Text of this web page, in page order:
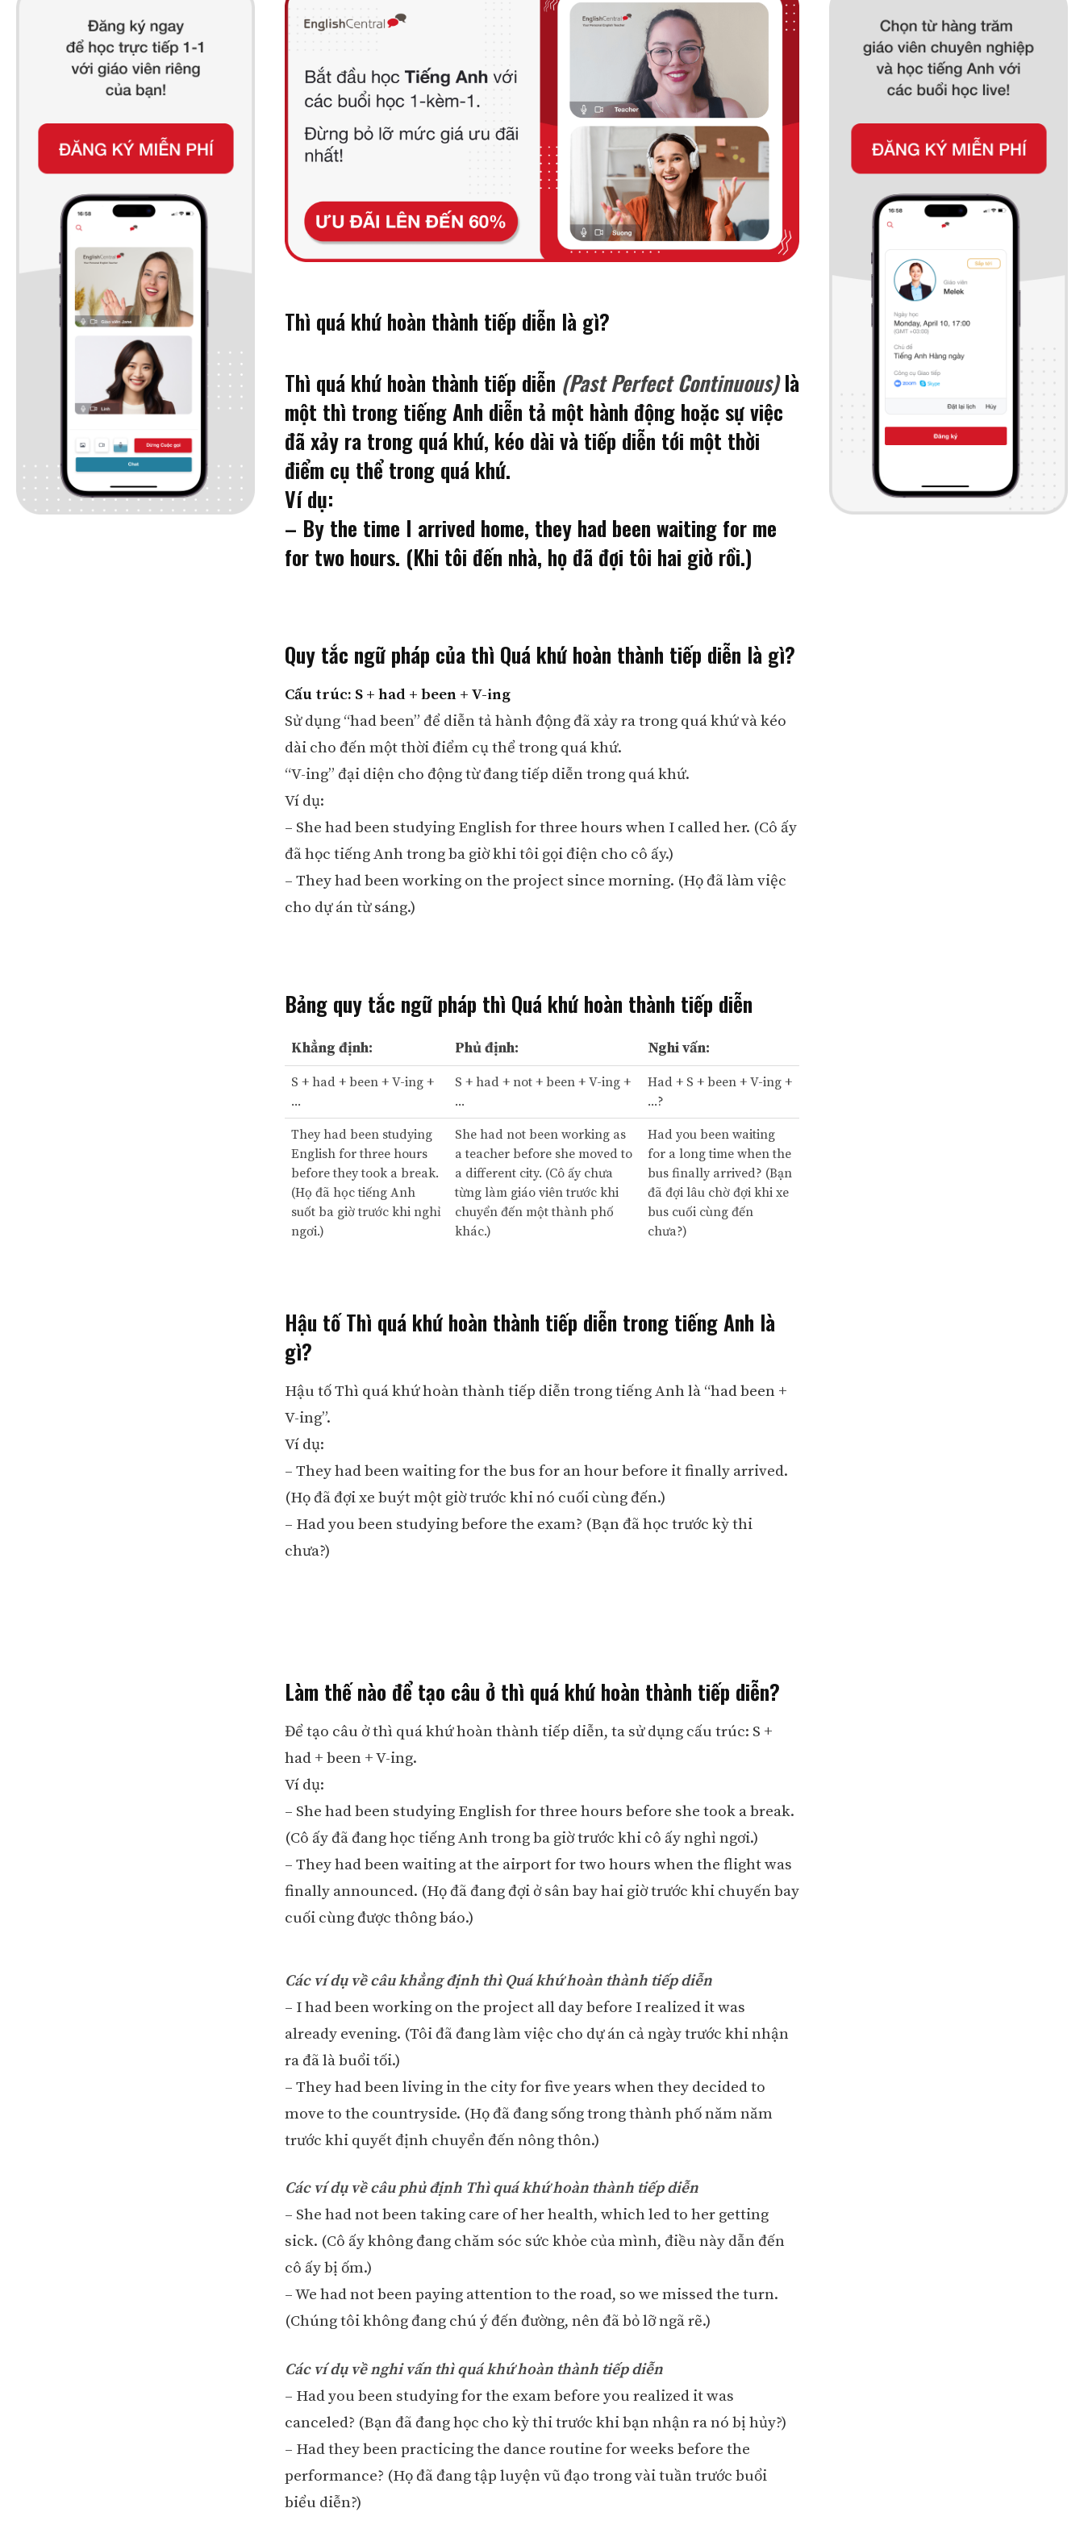
Thì quá khứ hoàn thành tiếp diễn là gì?
Thì quá khứ hoàn thành tiếp diễn (Past Perfect Continuous)là
một thì trong tiếng Anh diễn tả một hành động hoặc sự việc
đã xảy ra trong quá khứ, kéo dài và tiếp diễn tới một thời
điểm cụ thể trong quá khứ.
Ví dụ:
– By the time I arrived home, they had been waiting for me
for two hours. (Khi tôi đến nhà, họ đã đợi tôi hai giờ rồi.)
Quy tắc ngữ pháp của thì Quá khứ hoàn thành tiếp diễn là gì?
Cấu trúc: S + had + been + V-ing
Sử dụng “had been” để diễn tả hành động đã xảy ra trong quá khứ và kéo
dài cho đến một thời điểm cụ thể trong quá khứ.
“V-ing” đại diện cho động từ đang tiếp diễn trong quá khứ.
Ví dụ:
– She had been studying English for three hours when I called her. (Cô ấy
đã học tiếng Anh trong ba giờ khi tôi gọi điện cho cô ấy.)
– They had been working on the project since morning. (Họ đã làm việc
cho dự án từ sáng.)
Bảng quy tắc ngữ pháp thì Quá khứ hoàn thành tiếp diễn
Khẳng định: Phủ định: Nghi vấn:
S + had + been + V-ing +
...
S + had + not + been + V-ing +
...
Had + S + been + V-ing +
...?
They had been studying
English for three hours
before they took a break.
(Họ đã học tiếng Anh
suốt ba giờ trước khi nghỉ
ngơi.)
She had not been working as
a teacher before she moved to
a different city. (Cô ấy chưa
từng làm giáo viên trước khi
chuyển đến một thành phố
khác.)
Had you been waiting
for a long time when the
bus finally arrived? (Bạn
đã đợi lâu chờ đợi khi xe
bus cuối cùng đến
chưa?)
Hậu tố Thì quá khứ hoàn thành tiếp diễn trong tiếng Anh là
gì?
Hậu tố Thì quá khứ hoàn thành tiếp diễn trong tiếng Anh là “had been +
V-ing”.
Ví dụ:
– They had been waiting for the bus for an hour before it finally arrived.
(Họ đã đợi xe buýt một giờ trước khi nó cuối cùng đến.)
– Had you been studying before the exam? (Bạn đã học trước kỳ thi
chưa?)
Làm thế nào để tạo câu ở thì quá khứ hoàn thành tiếp diễn?
Để tạo câu ở thì quá khứ hoàn thành tiếp diễn, ta sử dụng cấu trúc: S +
had + been + V-ing.
Ví dụ:
– She had been studying English for three hours before she took a break.
(Cô ấy đã đang học tiếng Anh trong ba giờ trước khi cô ấy nghỉ ngơi.)
– They had been waiting at the airport for two hours when the flight was
finally announced. (Họ đã đang đợi ở sân bay hai giờ trước khi chuyến bay
cuối cùng được thông báo.)
Các ví dụ về câu khẳng định thì Quá khứ hoàn thành tiếp diễn
– I had been working on the project all day before I realized it was
already evening. (Tôi đã đang làm việc cho dự án cả ngày trước khi nhận
ra đã là buổi tối.)
– They had been living in the city for five years when they decided to
move to the countryside. (Họ đã đang sống trong thành phố năm năm
trước khi quyết định chuyển đến nông thôn.)
Các ví dụ về câu phủ định Thì quá khứ hoàn thành tiếp diễn
– She had not been taking care of her health, which led to her getting
sick. (Cô ấy không đang chăm sóc sức khỏe của mình, điều này dẫn đến
cô ấy bị ốm.)
– We had not been paying attention to the road, so we missed the turn.
(Chúng tôi không đang chú ý đến đường, nên đã bỏ lỡ ngã rẽ.)
Các ví dụ về nghi vấn thì quá khứ hoàn thành tiếp diễn
– Had you been studying for the exam before you realized it was
canceled? (Bạn đã đang học cho kỳ thi trước khi bạn nhận ra nó bị hủy?)
– Had they been practicing the dance routine for weeks before the
performance? (Họ đã đang tập luyện vũ đạo trong vài tuần trước buổi
biểu diễn?)